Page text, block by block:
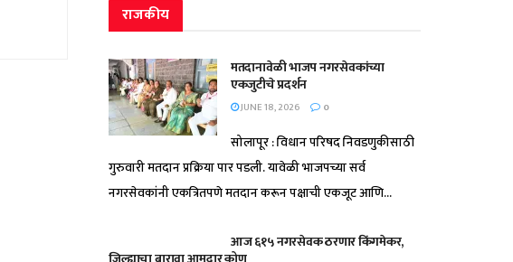
राजकीय
मतदानावेळी भाजप नगरसेवकांच्या
एकजुटीचे प्रदर्शन
JUNE 18, 2026 0
सोलापूर : विधान परिषद निवडणुकीसाठी
गुरुवारी मतदान प्रक्रिया पार पडली. यावेळी भाजपच्या सर्व
नगरसेवकांनी एकत्रितपणे मतदान करून पक्षाची एकजूट आणि...
आज ६१५ नगरसेवक ठरणार किंगमेकर,